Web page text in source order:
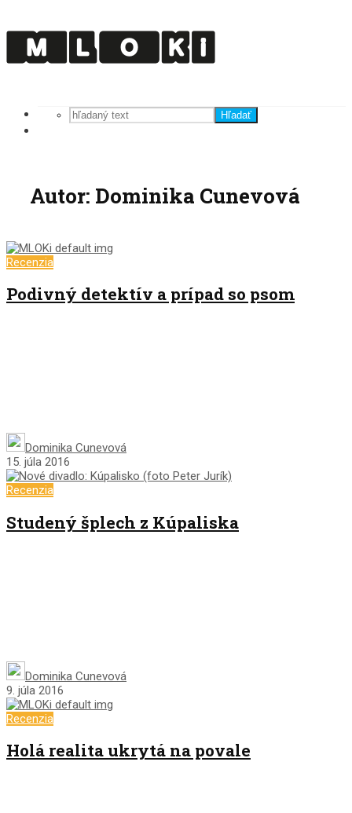
Hľadať
Autor: Dominika Cunevová
Recenzia
Podivný detektív a prípad so psom
Dominika Cunevová
15. júla 2016
Recenzia
Studený šplech z Kúpaliska
Dominika Cunevová
9. júla 2016
Recenzia
Holá realita ukrytá na povale